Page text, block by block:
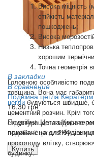
В закладки
В сравнение
Подвійна цегла
16.30 грн
Подвійна Цегла
призначена для
Купить
Висока міцність
стійкість
пошкоджень;
Висока
Низька
хорошим
Точна геометрія
Головною особливістю
товщина. Вона має
цеглибудуються швидше,
цементний розчин. Крім
структурі цегла відмінно
подвійної цегли 2НФ в
прохолоду влітку,
будинку.